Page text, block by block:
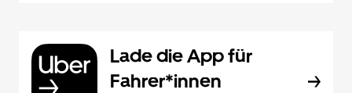
Lade die App für
Fahrer*innen